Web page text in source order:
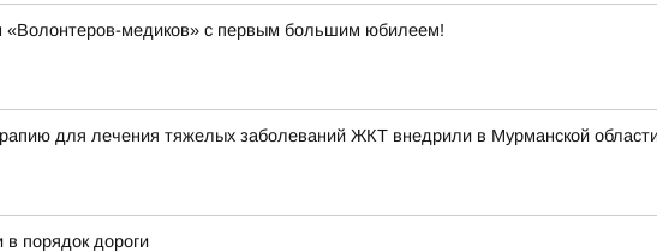
«Волонтеров-медиков» с первым большим юбилеем!
для лечения тяжелых заболеваний ЖКТ внедрили в Мурманской
порядок дороги